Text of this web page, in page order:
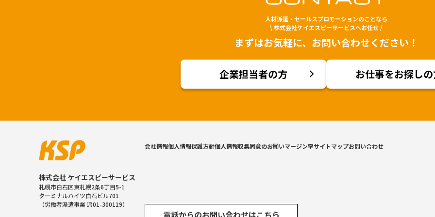
人材派遣・セールスプロモーションのことなら
\ 株式会社ケイエスピーサービスへお任せ /
まずはお気軽に、お問い合わせください！
企業担当者の方 お仕事をお探し
株式会社 ケイエスピーサービス
札幌市白石区東札幌2条6丁目5-1
ターミナルハイツ白石ビル701
（労働者派遣事業 派01-300119）
会社情報個人情報保護方針個人情報収集同意のお願いマージン率サイトマップお問い合わせ
電話からのお問い合わせはこちら